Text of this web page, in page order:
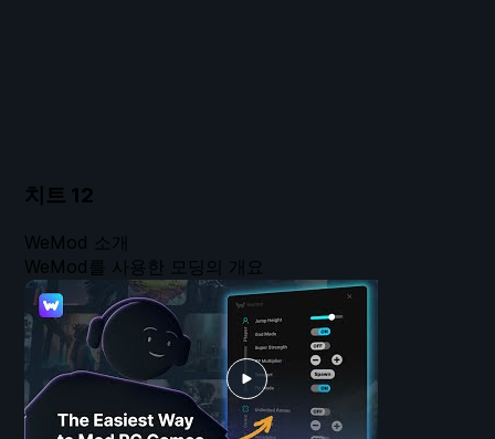
치트 12
WeMod 소개
WeMod를 사용한 모딩의 개요